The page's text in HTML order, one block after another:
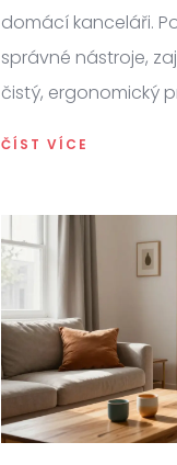
domácí kanceláři.
správné nástroje,
čistý, ergonomický
ČÍST VÍCE